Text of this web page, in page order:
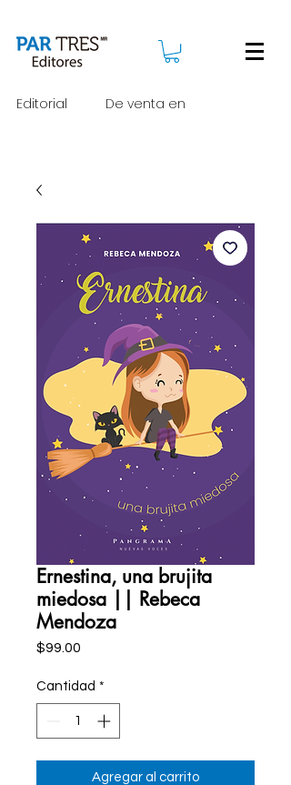
Editorial De venta en
Ernestina, una brujita
miedosa || Rebeca
Mendoza
$99.00
Cantidad *
Agregar al carrito